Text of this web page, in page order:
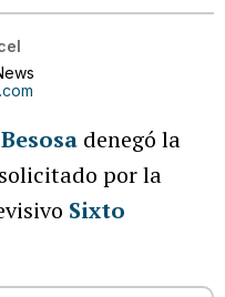
denegó la
por la
Sixto